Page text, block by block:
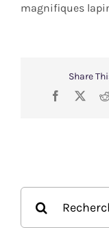
magnifiques
Share
Facebook
X